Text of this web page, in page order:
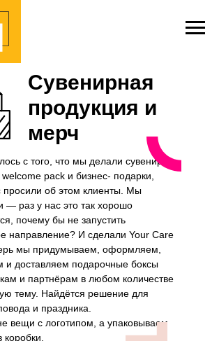
с того, что мы делали сувениры,
pack и бизнес- подарки,
просили об этом клиенты. Мы
— раз у нас это так хорошо
почему бы не запустить
направление? И сделали Your Care
мы придумываем, оформляем,
и доставляем подарочные боксы
и партнёрам в любом количестве
тему. Найдётся решение для
и праздника.
вещи с логотипом, а упаковываем
Сувенирная
продукция и
мерч